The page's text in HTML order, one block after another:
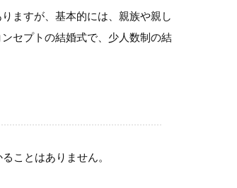
ますが、基本的には、親族や親し
セプトの結婚式で、少人数制の結
ことはありません。